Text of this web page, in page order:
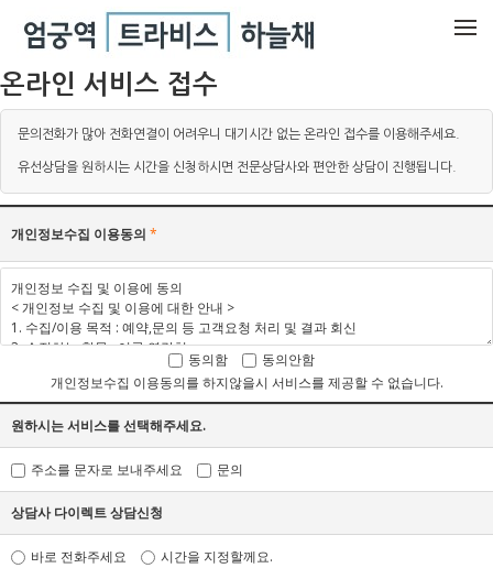
메뉴 건너뛰기
온라인 서비스 접수
문의전화가 많아 전화연결이 어려우니 대기시간 없는 온라인 접수를 이용해주세요.
유선상담을 원하시는 시간을 신청하시면 전문상담사와 편안한 상담이 진행됩니다.
개인정보수집 이용동의 *
동의함
동의안함
개인정보수집 이용동의를 하지않을시 서비스를 제공할 수 없습니다.
원하시는 서비스를 선택해주세요.
주소를 문자로 보내주세요 문의
상담사 다이렉트 상담신청
바로 전화주세요 시간을 지정할께요.